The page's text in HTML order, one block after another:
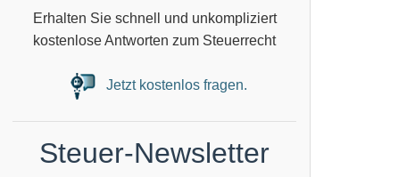
Erhalten Sie schnell und unkompliziert
kostenlose Antworten zum Steuerrecht
Jetzt kostenlos fragen.
Steuer-Newsletter